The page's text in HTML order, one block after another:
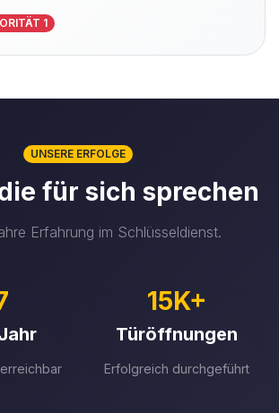
1
UNSERE ERFOLGE
für sich sprechen
Erfahrung im Schlüsseldienst.
15K+
Türöffnungen
Erfolgreich durchgeführt